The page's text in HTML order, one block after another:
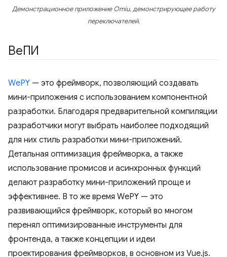
Демонстрационное приложение Omiu, демонстрирующее работу
переключателей.
ВеПИ
WePY — это фреймворк, позволяющий создавать
мини-приложения с использованием компонентной
разработки. Благодаря предварительной компиляции
разработчики могут выбрать наиболее подходящий
для них стиль разработки мини-приложений.
Детальная оптимизация фреймворка, а также
использование промисов и асинхронных функций
делают разработку мини-приложений проще и
эффективнее. В то же время WePY — это
развивающийся фреймворк, который во многом
перенял оптимизированные инструменты для
фронтенда, а также концепции и идеи
проектирования фреймворков, в основном из Vue.js.